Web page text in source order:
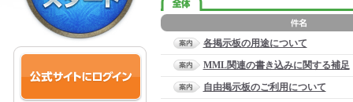
各掲示板の用途について
MML関連の書き込みに関する補足
自由掲示板のご利用について